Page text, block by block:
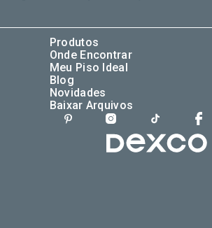
Produtos
Onde Encontrar
Meu Piso Ideal
Blog
Novidades
Baixar Arquivos